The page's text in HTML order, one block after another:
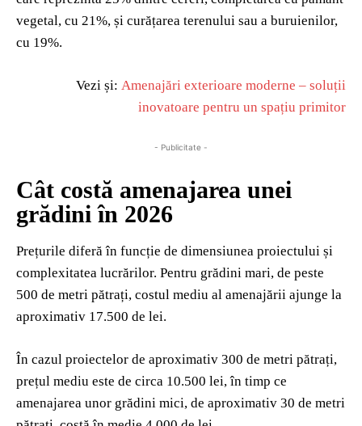
vegetal, cu 21%, și curățarea terenului sau a buruienilor,
cu 19%.
Vezi și: Amenajări exterioare moderne – soluții
inovatoare pentru un spațiu primitor
- Publicitate -
Cât costă amenajarea unei
grădini în 2026
Prețurile diferă în funcție de dimensiunea proiectului și
complexitatea lucrărilor. Pentru grădini mari, de peste
500 de metri pătrați, costul mediu al amenajării ajunge la
aproximativ 17.500 de lei.
În cazul proiectelor de aproximativ 300 de metri pătrați,
prețul mediu este de circa 10.500 lei, în timp ce
amenajarea unor grădini mici, de aproximativ 30 de metri